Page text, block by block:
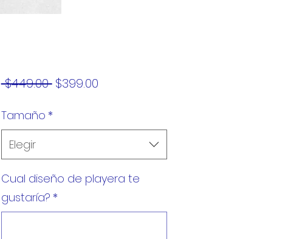
$449.00 Precio
$399.00Precio
Tamaño *
Elegir
Cual diseño de playera te
gustaría? *